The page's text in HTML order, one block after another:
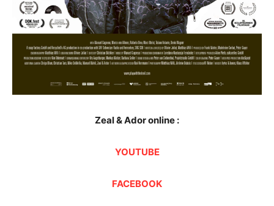
Zeal & Ador online :
YOUTUBE
FACEBOOK